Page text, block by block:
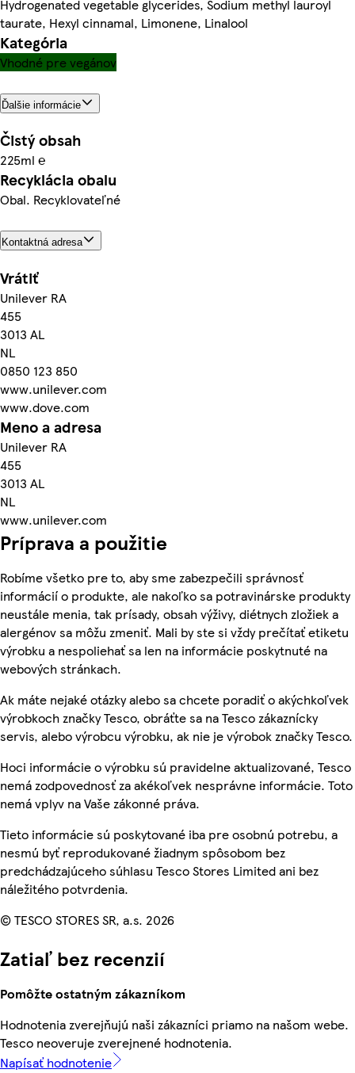
Hydrogenated vegetable glycerides, Sodium methyl lauroyl
taurate, Hexyl cinnamal, Limonene, Linalool
Kategória
Vhodné pre vegánov
Ďalšie informácie
Čistý obsah
225ml ℮
Recyklácia obalu
Obal. Recyklovateľné
Kontaktná adresa
Vrátiť
Unilever RA
455
3013 AL
NL
0850 123 850
www.unilever.com
www.dove.com
Meno a adresa
Unilever RA
455
3013 AL
NL
www.unilever.com
Príprava a použitie
Robíme všetko pre to, aby sme zabezpečili správnosť
informácií o produkte, ale nakoľko sa potravinárske produkty
neustále menia, tak prísady, obsah výživy, diétnych zložiek a
alergénov sa môžu zmeniť. Mali by ste si vždy prečítať etiketu
výrobku a nespoliehať sa len na informácie poskytnuté na
webových stránkach.
Ak máte nejaké otázky alebo sa chcete poradiť o akýchkoľvek
výrobkoch značky Tesco, obráťte sa na Tesco zákaznícky
servis, alebo výrobcu výrobku, ak nie je výrobok značky Tesco.
Hoci informácie o výrobku sú pravidelne aktualizované, Tesco
nemá zodpovednosť za akékoľvek nesprávne informácie. Toto
nemá vplyv na Vaše zákonné práva.
Tieto informácie sú poskytované iba pre osobnú potrebu, a
nesmú byť reprodukované žiadnym spôsobom bez
predchádzajúceho súhlasu Tesco Stores Limited ani bez
náležitého potvrdenia.
© TESCO STORES SR, a.s. 2026
Zatiaľ bez recenzií
Pomôžte ostatným zákazníkom
Hodnotenia zverejňujú naši zákazníci priamo na našom webe.
Tesco neoveruje zverejnené hodnotenia.
Napísať hodnotenie